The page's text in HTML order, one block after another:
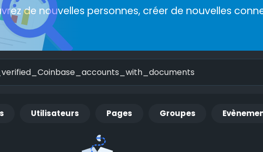
de nouvelles personnes, créer de nouvelles
Utilisateurs Pages Groupes